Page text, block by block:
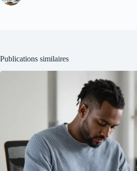
Publications similaires